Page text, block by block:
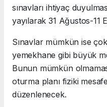
sınavları ihtiyaç
yayılarak 31 Ağustos-11
Sınavlar mümkün ise
yemekhane gibi büyük
Bunun mümkün
oturma planı fiziki
düzenlenecek.